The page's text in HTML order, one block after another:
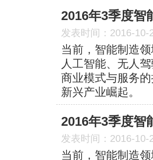
2016年3季度智
发表时间：2016-10-
当前，智能制造
人工智能、无人
商业模式与服务
新兴产业崛起。
2016年3季度智
发表时间：2016-10-
当前，智能制造